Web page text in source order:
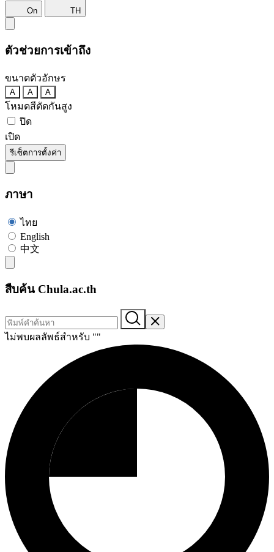
On TH
ตัวช่วยการเข้าถึง
ขนาดตัวอักษร
A A A
โหมดสีตัดกันสูง
ปิด
เปิด
รีเซ็ตการตั้งค่า
ภาษา
ไทย
English
中文
สืบค้น Chula.ac.th
ไม่พบผลลัพธ์สำหรับ ""